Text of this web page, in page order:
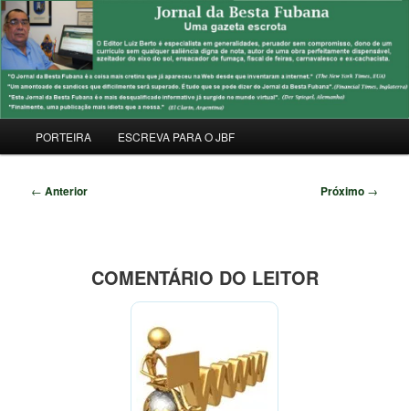
Pular
para
o
conteúdo
principalJORNAL DA BESTA FUBANA
Uma Gazeta Escrota
principal
PORTEIRA ESCREVA PARA O JBF
Navegação
← Anterior Próximo →
COMENTÁRIO DO LEITOR